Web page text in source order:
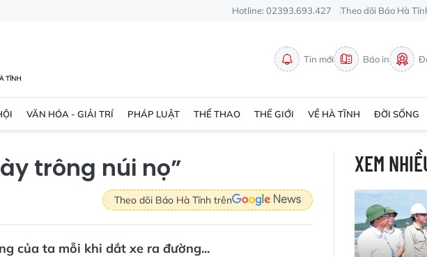
Hotline: 02393.693.427 Theo dõi Báo Hà
Tin mới Báo in
VĂN HÓA - GIẢI TRÍ PHÁP LUẬT THỂ THAO THẾ GIỚI VỀ HÀ TĨNH ĐỜI SỐNG
trông núi nọ”
Theo dõi Báo Hà Tĩnh trên
của ta mỗi khi dắt xe ra đường...
XEM